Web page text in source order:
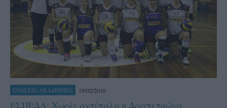
ΕΝΩΣΕΙΣ-ΑΚΑΔΗΜΙΕΣ 19/02/2016
ΕΣΠΕΔΑ: Χωρίς αντίπαλο η Δραπετσώνα